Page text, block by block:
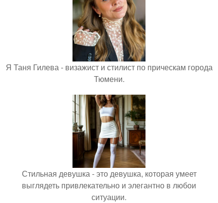
Я Таня Гилева - визажист и стилист по прическам города
Тюмени.
Стильная девушка - это девушка, которая умеет
выглядеть привлекательно и элегантно в любои
ситуации.